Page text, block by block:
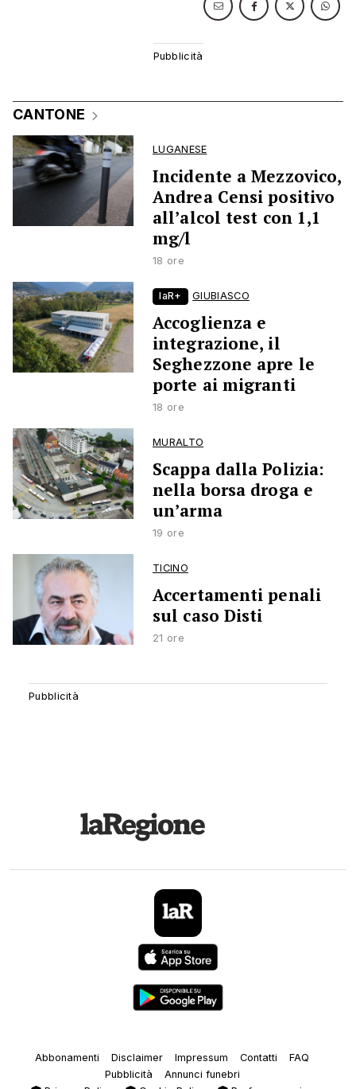
CANTONE
LUGANESE
Incidente a Mezzovico,
Andrea Censi positivo
all’alcol test con 1,1
mg/l
18 ore
laR+ GIUBIASCO
Accoglienza e
integrazione, il
Seghezzone apre le
porte ai migranti
18 ore
MURALTO
Scappa dalla Polizia:
nella borsa droga e
un’arma
19 ore
TICINO
Accertamenti penali
sul caso Disti
21 ore
Abbonamenti Disclaimer Impressum Contatti
FAQ
Pubblicità
Annunci funebri